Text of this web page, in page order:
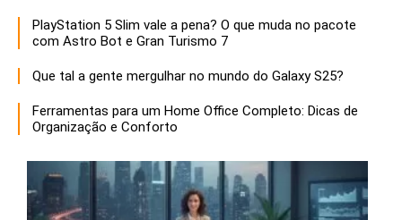
PlayStation 5 Slim vale a pena? O que muda no pacote
com Astro Bot e Gran Turismo 7
Que tal a gente mergulhar no mundo do Galaxy S25?
Ferramentas para um Home Office Completo: Dicas de
Organização e Conforto